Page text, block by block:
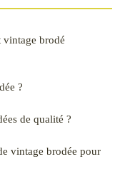
vintage brodé
?
de qualité ?
vintage brodée pour